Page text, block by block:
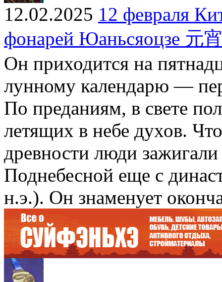
12.02.2025 12 февраля
фонарей Юаньсяоцзе 元
Он приходится на
лунному календарю —
По преданиям, в свете
летящих в небе духов.
древности люди
Поднебесной еще с
н.э.). Он знаменует